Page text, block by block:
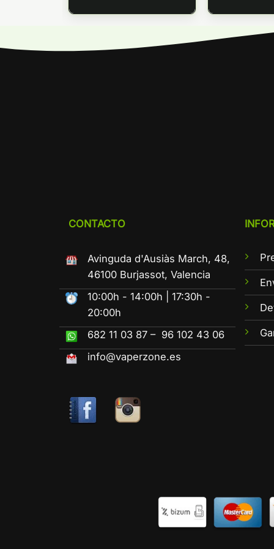
CONTACTO
Avinguda d'Ausiàs March, 48,
46100 Burjassot, Valencia
10:00h - 14:00h | 17:30h -
20:00h
682 11 03 87 – 96 102 43 06
info@vaperzone.es